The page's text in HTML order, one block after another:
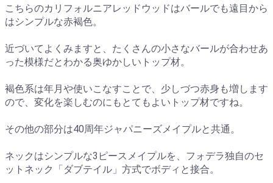
こちらのカリフォルニアレッドウッドはバールでも遠目から
はシンプルな赤褐色。
近づいてよくみますと、たくさんの小さなバールが合わせあ
った模様だとわかる奥ゆかしいトップ材。
褐色系は年月や使いこなすことで、少しづつ赤身も増します
ので、変化を楽しむのにもとてもよいトップ材ですね。
その他の部分は40周年ジャパニーズメイプルと共通。
ネックはシンプルな3ピースメイプルを、フォデラ独自のセ
ットネック「ダブテイル」方式でボディと接合。